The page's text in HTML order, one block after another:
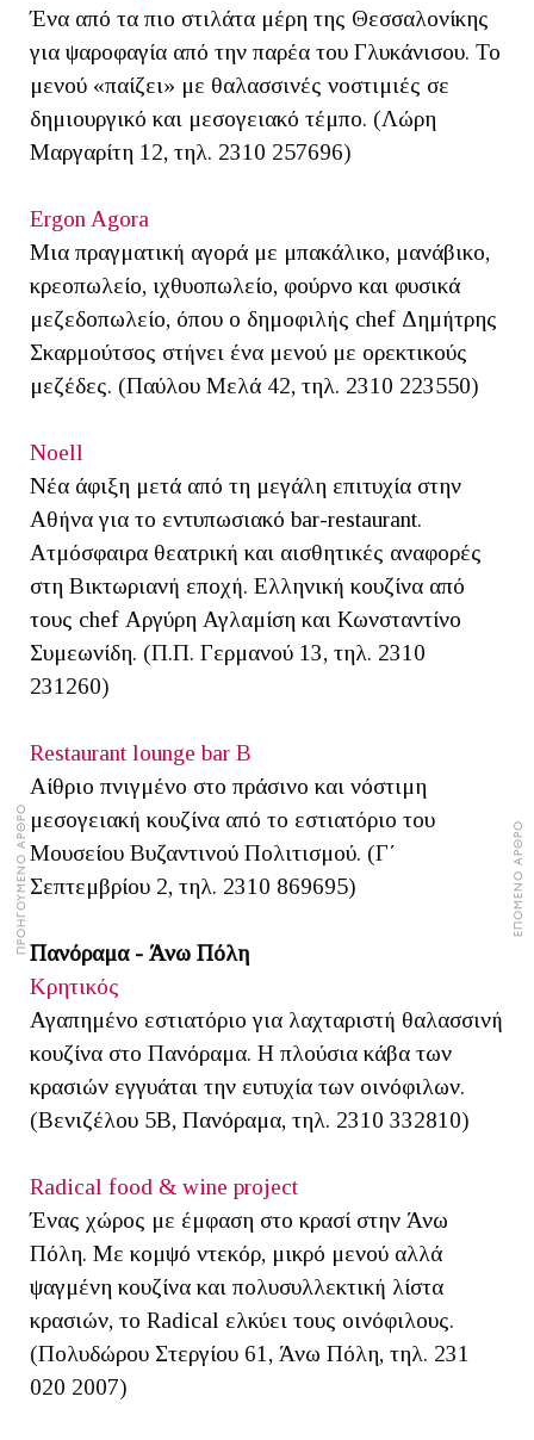
ΠΡΟΗΓΟΥΜΕΝΟ ΑΡΘΡΟ ΕΠΟΜΕΝΟ ΑΡΘΡΟ
Ένα από τα πιο στιλάτα μέρη της Θεσσαλονίκης
για ψαροφαγία από την παρέα του Γλυκάνισου. Το
μενού «παίζει» με θαλασσινές νοστιμιές σε
δημιουργικό και μεσογειακό τέμπο. (Λώρη
Μαργαρίτη 12, τηλ. 2310 257696)
Ergon Agora
Μια πραγματική αγορά με μπακάλικο, μανάβικο,
κρεοπωλείο, ιχθυοπωλείο, φούρνο και φυσικά
μεζεδοπωλείο, όπου ο δημοφιλής chef Δημήτρης
Σκαρμούτσος στήνει ένα μενού με ορεκτικούς
μεζέδες. (Παύλου Μελά 42, τηλ. 2310 223550)
Noell
Νέα άφιξη μετά από τη μεγάλη επιτυχία στην
Αθήνα για το εντυπωσιακό bar-restaurant.
Ατμόσφαιρα θεατρική και αισθητικές αναφορές
στη Βικτωριανή εποχή. Ελληνική κουζίνα από
τους chef Αργύρη Αγλαμίση και Κωνσταντίνο
Συμεωνίδη. (Π.Π. Γερμανού 13, τηλ. 2310
231260)
Restaurant lounge bar Β
Αίθριο πνιγμένο στο πράσινο και νόστιμη
μεσογειακή κουζίνα από το εστιατόριο του
Μουσείου Βυζαντινού Πολιτισμού. (Γ΄
Σεπτεμβρίου 2, τηλ. 2310 869695)
Πανόραμα - Άνω Πόλη
Κρητικός
Αγαπημένο εστιατόριο για λαχταριστή θαλασσινή
κουζίνα στο Πανόραμα. Η πλούσια κάβα των
κρασιών εγγυάται την ευτυχία των οινόφιλων.
(Βενιζέλου 5Β, Πανόραμα, τηλ. 2310 332810)
Radical food & wine project
Ένας χώρος με έμφαση στο κρασί στην Άνω
Πόλη. Με κομψό ντεκόρ, μικρό μενού αλλά
ψαγμένη κουζίνα και πολυσυλλεκτική λίστα
κρασιών, το Radical ελκύει τους οινόφιλους.
(Πολυδώρου Στεργίου 61, Άνω Πόλη, τηλ. 231
020 2007)